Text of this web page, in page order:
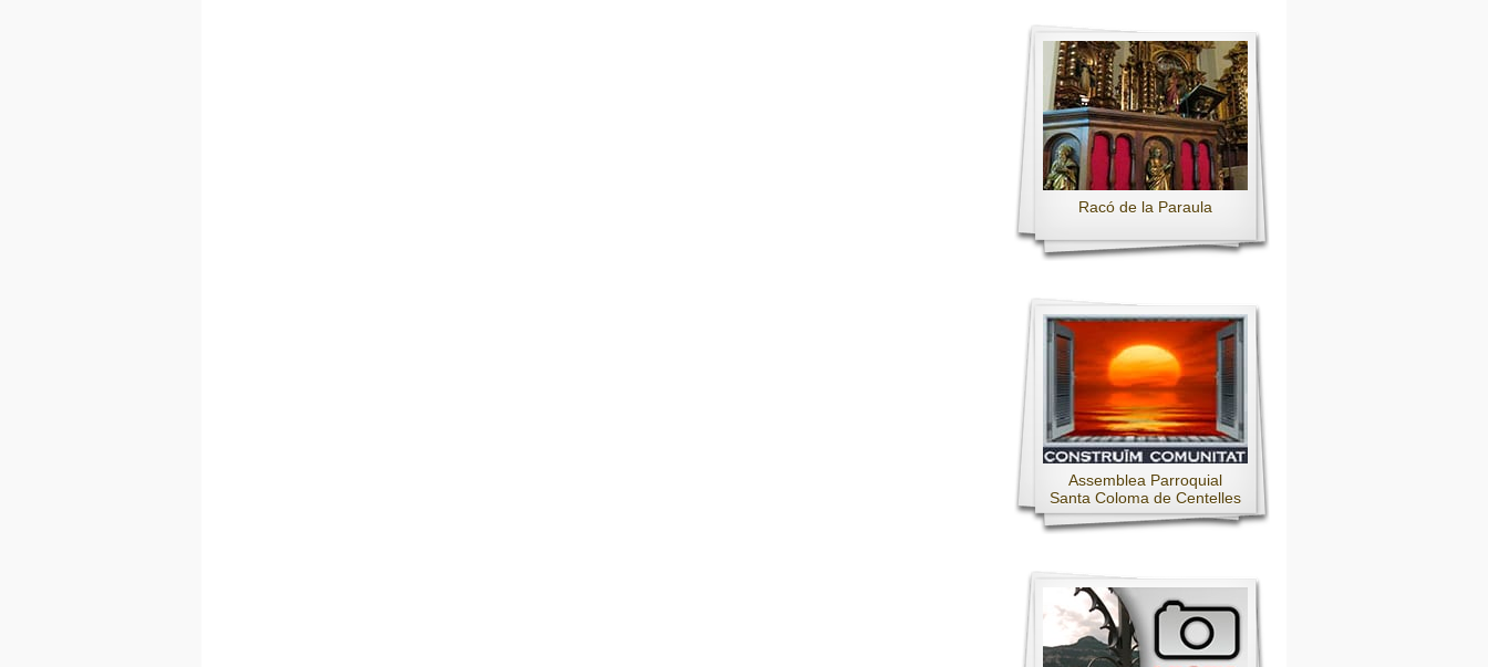
Racó de la Paraula
Assemblea Parroquial
Santa Coloma de Centelles